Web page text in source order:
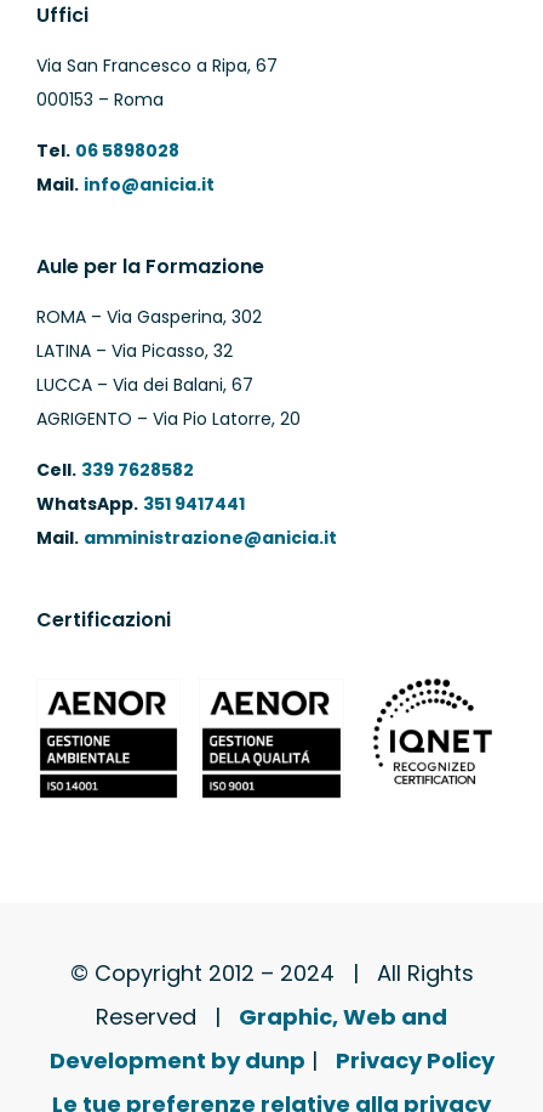
Uffici
Via San Francesco a Ripa, 67
000153 – Roma
Tel. 06 5898028
Mail. info@anicia.it
Aule per la Formazione
ROMA – Via Gasperina, 302
LATINA – Via Picasso, 32
LUCCA – Via dei Balani, 67
AGRIGENTO – Via Pio Latorre, 20
Cell. 339 7628582
WhatsApp. 351 9417441
Mail. amministrazione@anicia.it
Certificazioni
© Copyright 2012 – 2024 | All Rights
Reserved | Graphic, Web and
Development by dunp | Privacy Policy
Le tue preferenze relative alla privacy